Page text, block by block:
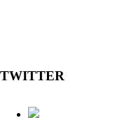
TWITTER